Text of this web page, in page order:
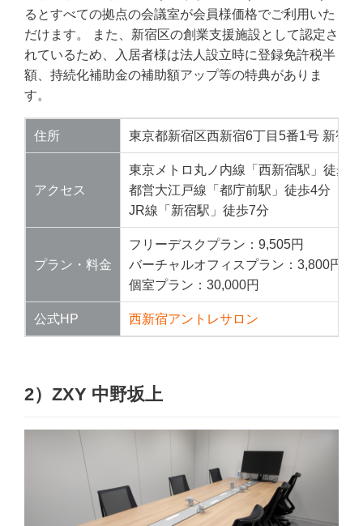
るとすべての拠点の会議室が会員様価格でご利用いた
だけます。 また、新宿区の創業支援施設として認定さ
れているため、入居者様は法人設立時に登録免許税半
額、持続化補助金の補助額アップ等の特典がありま
す。
住所 東京都新宿区西新宿6丁目5番1号 新宿
アクセス
東京メトロ丸ノ内線「西新宿駅」徒歩
都営大江戸線「都庁前駅」徒歩4分
JR線「新宿駅」徒歩7分
プラン・料金
フリーデスクプラン：9,505円
バーチャルオフィスプラン：3,800円
個室プラン：30,000円
公式HP 西新宿アントレサロン
2）ZXY 中野坂上